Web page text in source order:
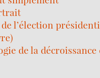
l’élection
de la